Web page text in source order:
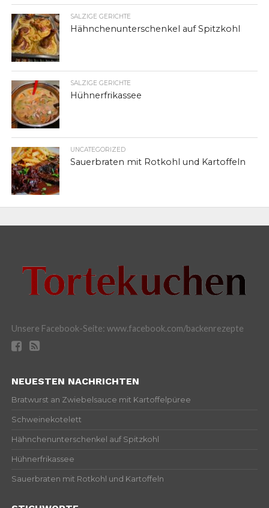
SALZIGE GERICHTE
Hähnchenunterschenkel auf Spitzkohl
SALZIGE GERICHTE
Hühnerfrikassee
UNCATEGORIZED
Sauerbraten mit Rotkohl und Kartoffeln
Unsere Facebook-Seite: www.facebook.com/backenrezepte
NEUESTEN NACHRICHTEN
Bratwurst an Zwiebelsauce mit Kartoffelpüree
Schweinekotelett
Hähnchenunterschenkel auf Spitzkohl
Hühnerfrikassee
Sauerbraten mit Rotkohl und Kartoffeln